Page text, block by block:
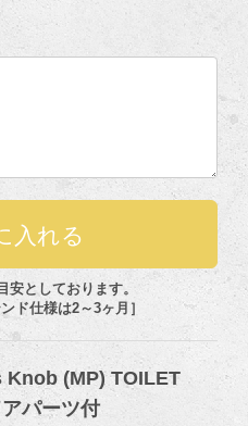
安としております。
ド仕様は2～3ヶ月］
Knob (MP) TOILET
パーツ付